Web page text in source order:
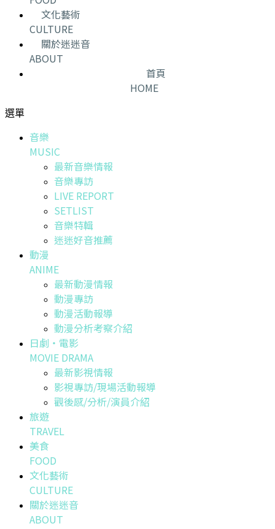
文化藝術
CULTURE
關於迷迷音
ABOUT
首頁
HOME
選單
音樂
MUSIC
最新音樂情報
音樂專訪
LIVE REPORT
SETLIST
音樂特輯
迷迷好音推薦
動漫
ANIME
最新動漫情報
動漫專訪
動漫活動報導
動漫分析考察介紹
日劇・電影
MOVIE DRAMA
最新影視情報
影視專訪/現場活動報導
觀後感/分析/演員介紹
旅遊
TRAVEL
美食
FOOD
文化藝術
CULTURE
關於迷迷音
ABOUT